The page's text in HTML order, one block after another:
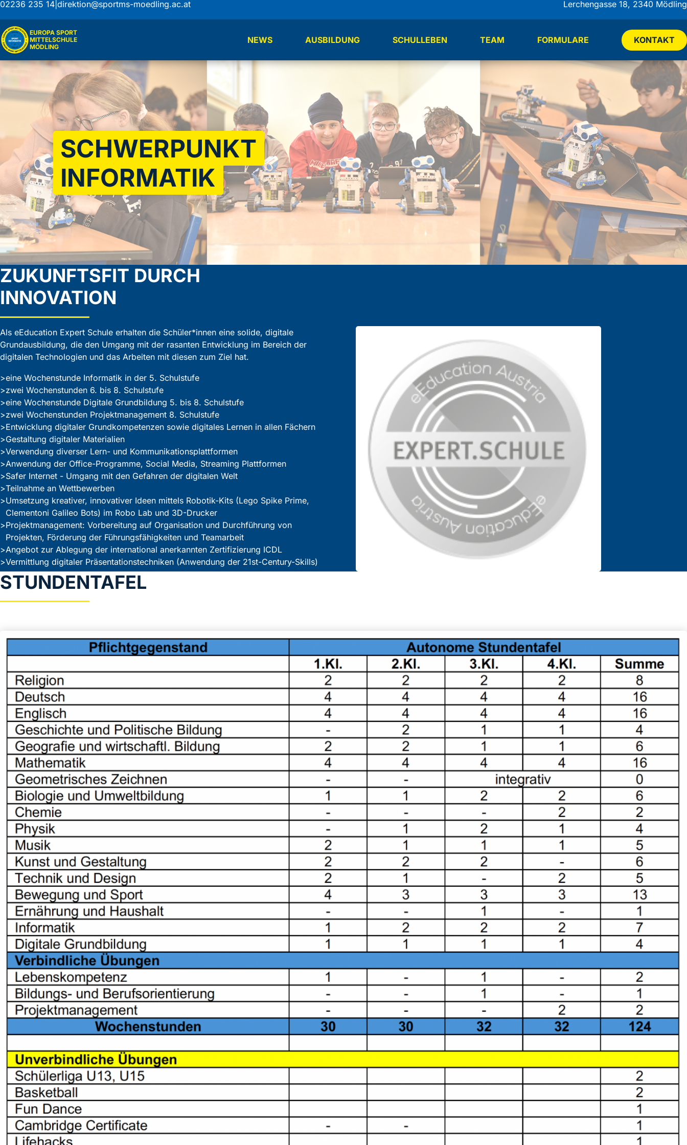
02236 235 14 direktion@sportms-moedling.ac.at Lerchengasse 18, 2340 Mödling
EUROPA SPORT
MITTELSCHULE
MÖDLING
NEWS AUSBILDUNG SCHULLEBEN TEAM FORMULARE KONTAKT
SCHWERPUNKT
INFORMATIK
ZUKUNFTSFIT DURCH
INNOVATION
Als eEducation Expert Schule erhalten die Schüler*innen eine solide, digitale
Grundausbildung, die den Umgang mit der rasanten Entwicklung im Bereich der
digitalen Technologien und das Arbeiten mit diesen zum Ziel hat.
eine Wochenstunde Informatik in der 5. Schulstufe
zwei Wochenstunden 6. bis 8. Schulstufe
eine Wochenstunde Digitale Grundbildung 5. bis 8. Schulstufe
zwei Wochenstunden Projektmanagement 8. Schulstufe
Entwicklung digitaler Grundkompetenzen sowie digitales Lernen in allen Fächern
Gestaltung digitaler Materialien
Verwendung diverser Lern- und Kommunikationsplattformen
Anwendung der Office-Programme, Social Media, Streaming Plattformen
Safer Internet - Umgang mit den Gefahren der digitalen Welt
Teilnahme an Wettbewerben
Umsetzung kreativer, innovativer Ideen mittels Robotik-Kits (Lego Spike Prime,
Clementoni Galileo Bots) im Robo Lab und 3D-Drucker
Projektmanagement: Vorbereitung auf Organisation und Durchführung von
Projekten, Förderung der Führungsfähigkeiten und Teamarbeit
Angebot zur Ablegung der international anerkannten Zertifizierung ICDL
Vermittlung digitaler Präsentationstechniken (Anwendung der 21st-Century-Skills)
STUNDENTAFEL